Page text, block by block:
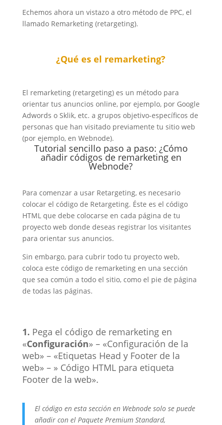
Echemos ahora un vistazo a otro método de PPC, el
llamado Remarketing (retargeting).
¿Qué es el remarketing?
El remarketing (retargeting) es un método para
orientar tus anuncios online, por ejemplo, por Google
Adwords o Sklik, etc. a grupos objetivo-específicos de
personas que han visitado previamente tu sitio web
(por ejemplo, en Webnode).
Tutorial sencillo paso a paso: ¿Cómo
añadir códigos de remarketing en
Webnode?
Para comenzar a usar Retargeting, es necesario
colocar el código de Retargeting. Éste es el código
HTML que debe colocarse en cada página de tu
proyecto web donde deseas registrar los visitantes
para orientar sus anuncios.
Sin embargo, para cubrir todo tu proyecto web,
coloca este código de remarketing en una sección
que sea común a todo el sitio, como el pie de página
de todas las páginas.
1. Pega el código de remarketing en
«Configuración» – «Configuración de la
web» – «Etiquetas Head y Footer de la
web» – » Código HTML para etiqueta
Footer de la web».
El código en esta sección en Webnode solo se puede
añadir con el Paquete Premium Standard,